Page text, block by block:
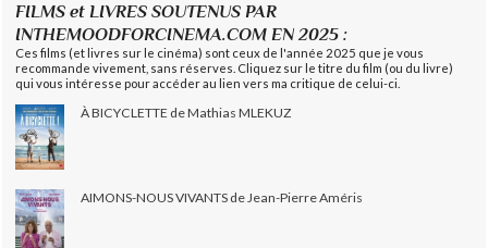
FILMS et LIVRES SOUTENUS PAR
INTHEMOODFORCINEMA.COM EN 2025 :
Ces films (et livres sur le cinéma) sont ceux de l'année 2025 que je vous
recommande vivement, sans réserves. Cliquez sur le titre du film (ou du livre)
qui vous intéresse pour accéder au lien vers ma critique de celui-ci.
À BICYCLETTE de Mathias MLEKUZ
AIMONS-NOUS VIVANTS de Jean-Pierre Améris